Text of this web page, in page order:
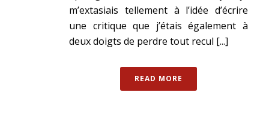
m’extasiais tellement à l’idée d’écrire
une critique que j’étais également à
deux doigts de perdre tout recul [...]
READ MORE